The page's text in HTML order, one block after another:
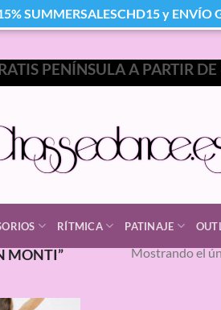
PENÍNSULA A PARTIR
RÍTMICA PATINAJE
MONTI” Mostrando el
SUMMERSALESCHD15 y ENVÍO